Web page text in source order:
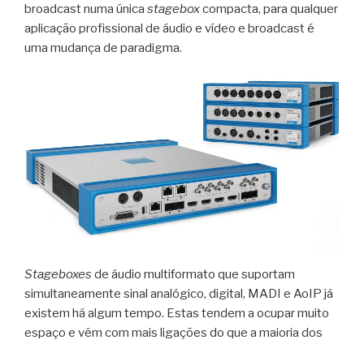
broadcast numa única stageboxcompacta, para qualquer
aplicação profissional de áudio e vídeo e broadcast é
uma mudança de paradigma.
Stageboxes de áudio multiformato que suportam
simultaneamente sinal analógico, digital, MADI e AoIP já
existem há algum tempo. Estas tendem a ocupar muito
espaço e vêm com mais ligações do que a maioria dos